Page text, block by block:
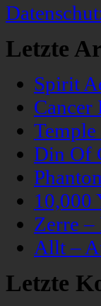
Letzte
Spirit
Cancer
Din Of
10,000
Zerre –
Allt –
Letzte